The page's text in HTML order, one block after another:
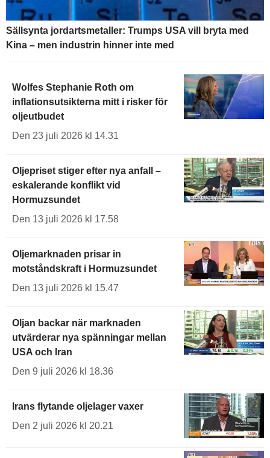
Sällsynta jordartsmetaller: Trumps USA vill bryta med
Kina – men industrin hinner inte med
Wolfes Stephanie Roth om
inflationsutsikterna mitt i risker för
oljeutbudet
Den 23 juli 2026 kl 14.31
Oljepriset stiger efter nya anfall –
eskalerande konflikt vid
Hormuzsundet
Den 13 juli 2026 kl 17.58
Oljemarknaden prisar in
motståndskraft i Hormuzsundet
Den 13 juli 2026 kl 15.47
Oljan backar när marknaden
utvärderar nya spänningar mellan
USA och Iran
Den 9 juli 2026 kl 18.36
Irans flytande oljelager vaxer
Den 2 juli 2026 kl 20.21